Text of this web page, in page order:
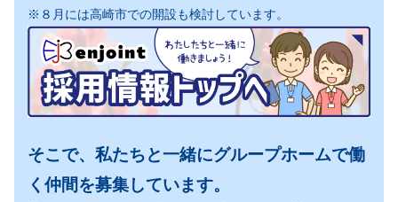
※８月には高崎市での開設も検討しています。
そこで、私たちと一緒にグループホームで働
く仲間を募集しています。